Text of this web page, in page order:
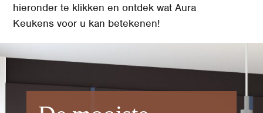
hieronder te klikken en ontdek wat Aura
Keukens voor u kan betekenen!